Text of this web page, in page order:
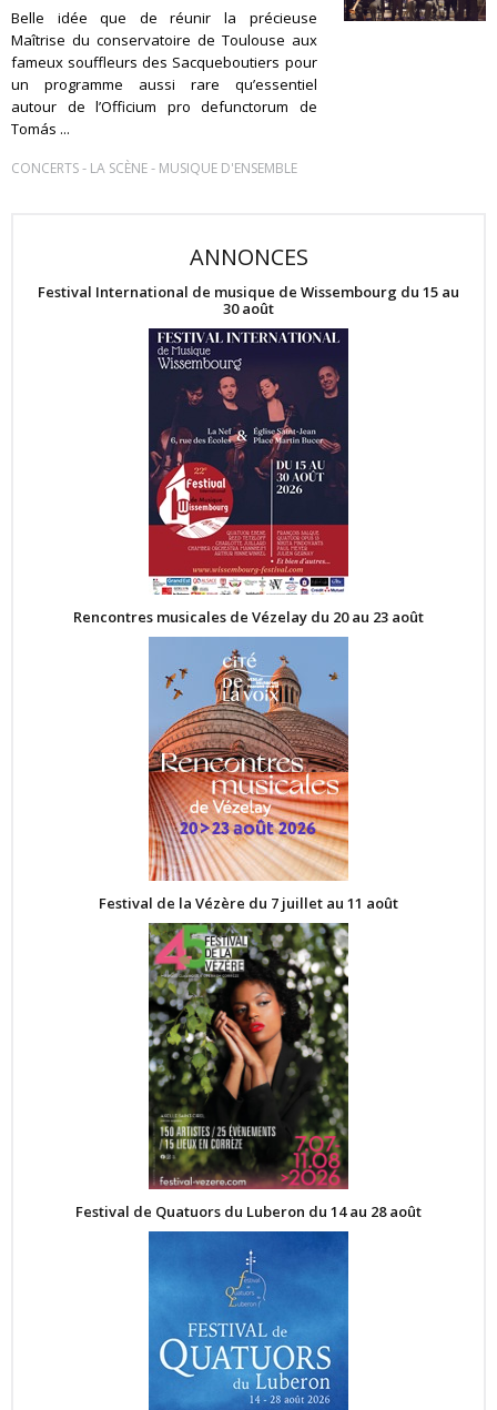
Belle idée que de réunir la précieuse
Maîtrise du conservatoire de Toulouse aux
fameux souffleurs des Sacqueboutiers pour
un programme aussi rare qu’essentiel
autour de l’Officium pro defunctorum de
Tomás ...
CONCERTS- LA SCÈNE- MUSIQUE D'ENSEMBLE
ANNONCES
Festival International de musique de Wissembourg du 15 au
30 août
Rencontres musicales de Vézelay du 20 au 23 août
Festival de la Vézère du 7 juillet au 11 août
Festival de Quatuors du Luberon du 14 au 28 août